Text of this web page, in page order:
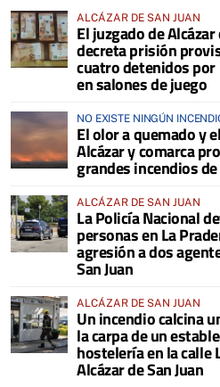
ALCÁZAR DE SAN JUAN
El juzgado de Alcázar
decreta prisión
cuatro detenidos
en salones de juego
NO EXISTE NINGÚN
COMARCA
El olor a quemado y
Alcázar y comarca
grandes incendios
ALCÁZAR DE SAN JUAN
La Policía Nacional
personas en La
agresión a dos
San Juan
ALCÁZAR DE SAN JUAN
Un incendio calcina
la carpa de un
hostelería en la calle
Alcázar de San Juan